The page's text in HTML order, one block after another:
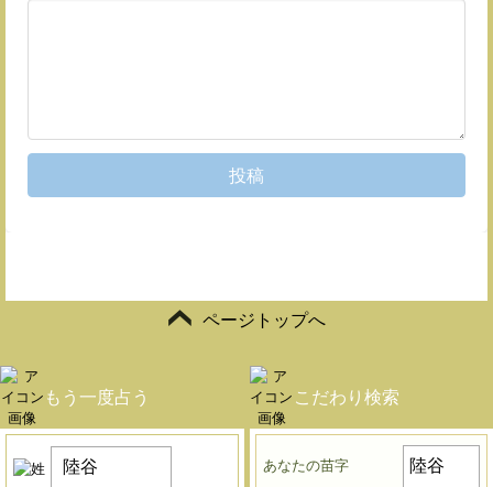
投稿
ページトップへ
もう一度占う こだわり検索
あなたの苗字